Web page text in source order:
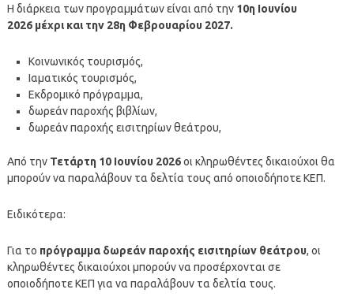
Η διάρκεια των προγραμμάτων είναι από την 10η Ιουνίου
2026 μέχρι και την 28η Φεβρουαρίου 2027.
Κοινωνικός τουρισμός,
Ιαματικός τουρισμός,
Εκδρομικό πρόγραμμα,
δωρεάν παροχής βιβλίων,
δωρεάν παροχής εισιτηρίων θεάτρου,
Από την Τετάρτη 10 Ιουνίου 2026οι κληρωθέντες δικαιούχοι θα
μπορούν να παραλάβουν τα δελτία τους από οποιοδήποτε ΚΕΠ.
Ειδικότερα:
Για το πρόγραμμα δωρεάν παροχής εισιτηρίων θεάτρου, οι
κληρωθέντες δικαιούχοι μπορούν να προσέρχονται σε
οποιοδήποτε ΚΕΠ για να παραλάβουν τα δελτία τους.